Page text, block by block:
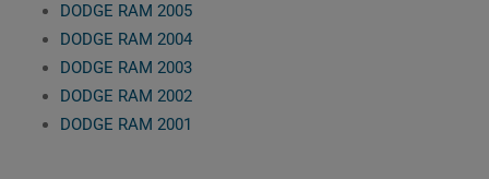
DODGE RAM 2005
DODGE RAM 2004
DODGE RAM 2003
DODGE RAM 2002
DODGE RAM 2001